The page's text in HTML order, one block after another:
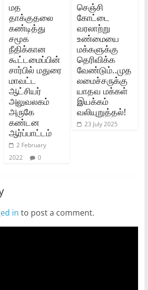
மத
தாக்குதலை
கண்டித்து
சமூக
நீதிக்கான
கூட்டமைப்பின்
சார்பில் மதுரை
மாவட்ட
ஆட்சியர்
அலுவலகம்
அருகே
கண்டன
ஆர்ப்பாட்டம்
2 February
2022
0
செஞ்சி
கோட்டை
வரலாற்று
உண்மையை
மக்களுக்கு
தெரிவிக்க
வேண்டும்..முத
லமைச்சருக்கு
யாதவ மக்கள்
இயக்கம்
வலியுறுத்தல்!
23 July 2025
in to post a comment.